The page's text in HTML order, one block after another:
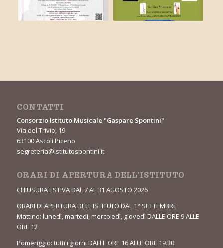
CONTATTI
Consorzio Istituto Musicale "Gaspare Spontini"
Via del Trivio, 19
63100 Ascoli Piceno
segreteria@istitutospontini.it
ORARI DI APERTURA DELL’ISTITUTO
CHIUSURA ESTIVA DAL 7 AL 31 AGOSTO 2026
ORARI DI APERTURA DELL'ISTITUTO DAL 1° SETTEMBRE
Mattino: lunedì, martedì, mercoledì, giovedì DALLE ORE 9 ALLE
ORE 12
Pomeriggio: tutti i giorni DALLE ORE 16 ALLE ORE 19.30